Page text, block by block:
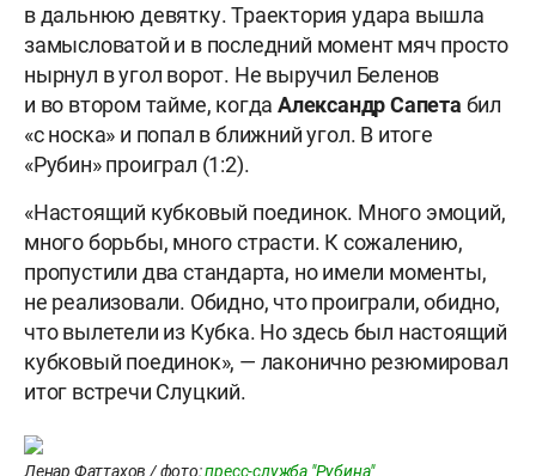
в дальнюю девятку. Траектория удара вышла
замысловатой и в последний момент мяч просто
нырнул в угол ворот. Не выручил Беленов
и во втором тайме, когдаАлександр Сапета бил
«с носка» и попал в ближний угол. В итоге
«Рубин» проиграл (1:2).
«Настоящий кубковый поединок. Много эмоций,
много борьбы, много страсти. К сожалению,
пропустили два стандарта, но имели моменты,
не реализовали. Обидно, что проиграли, обидно,
что вылетели из Кубка. Но здесь был настоящий
кубковый поединок», — лаконично резюмировал
итог встречи Слуцкий.
Ленар Фаттахов / фото:пресс-служба "Рубина"